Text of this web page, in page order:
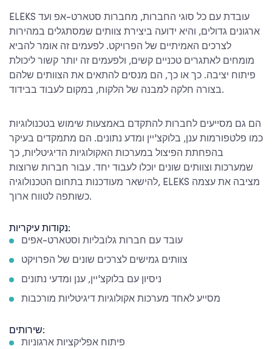
ELEKS עובדת עם כל סוגי החברות, מחברות סטארט-אפ ועד
ארגונים גדולים, והיא ידועה ביצירת צוותים שמסתגלים במהירות
לצרכים האמיתיים של הפרויקט. לפעמים זה אומר להביא
מומחים לאתגרים טכניים קשים, ולפעמים זה יותר קשור ליכולת
פיתוח יציבה. כך או כך, הם מנסים להתאים את הצוותים שלהם
בצורה חלקה למבנה של הלקוח, במקום לעבוד בבידוד.
הם גם מסייעים לחברות להתקדם באמצעות שימוש בטכנולוגיות
כמו פלטפורמות ענן, בלוקצ'יין ומדע נתונים. הם מתמקדים בעיקר
בהפחתת הפיצול במערכות האקולוגיות הדיגיטליות, כך
שמערכות וצוותים שונים יוכלו לעבוד יחד. עבור חברות שרוצות
להישאר מעודכנות בתחום הטכנולוגיה, ELEKS מציבה את עצמה
כשותפה לטווח ארוך.
נקודות עיקריות:
עובד עם חברות גלובליות וסטארט-אפים
צוותים גמישים לצרכים שונים של הפרויקט
ניסיון עם בלוקצ'יין, ענן ומדעי נתונים
מסייע לאחד מערכות אקולוגיות דיגיטליות מורכבות
שירותים:
פיתוח אפליקציות ארגוניות